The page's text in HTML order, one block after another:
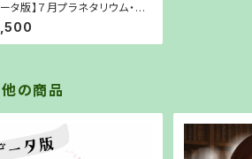
ータ版】７月プラネタリウム・ス
～夢だった名刺～【U
お渡し】
の商品